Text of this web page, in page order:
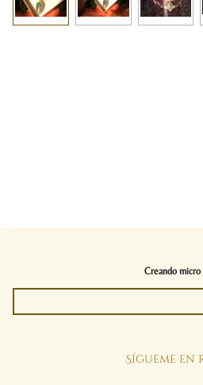
Creando micro
Sígueme